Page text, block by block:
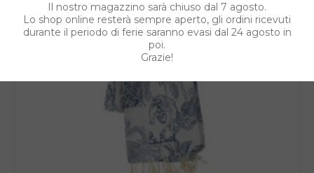
Il nostro magazzino sarà chiuso dal 7 agosto.
Lo shop online resterà sempre aperto, gli ordini ricevuti
durante il periodo di ferie saranno evasi dal 24 agosto in
poi.
Grazie!